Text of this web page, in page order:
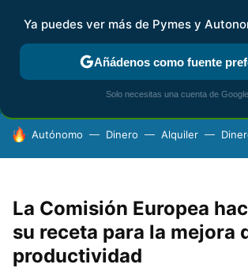
FISCALIDAD Y CONTABILIDAD KIT
HOY SE HABLA DE
Autónomo Dinero Alquiler
La Comisión Europea
su receta para la mejora
productividad
Ya puedes ver más de Pymes y
Añádenos como fuente
Solo necesitas una cuenta de Google